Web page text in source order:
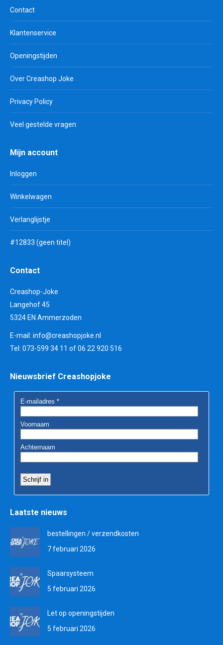
Contact
Klantenservice
Openingstijden
Over Creashop Joke
Privacy Policy
Veel gestelde vragen
Mijn account
Inloggen
Winkelwagen
Verlanglijstje
#12833 (geen titel)
Contact
Creashop-Joke
Langehof 45
5324 EN Ammerzoden
E-mail: info@creashopjoke.nl
Tel: 073-599 34 11 of 06 22 920 516
Nieuwsbrief Creashopjoke
Laatste nieuws
bestellingen / verzendkosten
7 februari 2026
Spaarsysteem
5 februari 2026
Let op openingstijden
5 februari 2026